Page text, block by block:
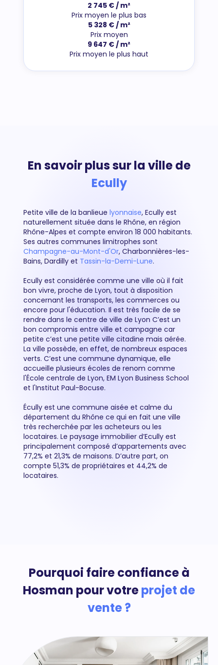
2 745 € / m²
Prix moyen le plus bas
5 328 € / m²
Prix moyen
9 647 € / m²
Prix moyen le plus haut
En savoir plus sur la ville de
Ecully
Petite ville de la banlieue lyonnaise, Ecully est
naturellement située dans le Rhône, en région
Rhône-Alpes et compte environ 18 000 habitants.
Ses autres communes limitrophes sont
Champagne-au-Mont-d'Or, Charbonnières-les-
Bains, Dardilly et Tassin-la-Demi-Lune.
Ecully est considérée comme une ville où il fait
bon vivre, proche de Lyon, tout à disposition
concernant les transports, les commerces ou
encore pour l'éducation. Il est très facile de se
rendre dans le centre de ville de Lyon C’est un
bon compromis entre ville et campagne car
petite c’est une petite ville citadine mais aérée.
La ville possède, en effet, de nombreux espaces
verts. C’est une commune dynamique, elle
accueille plusieurs écoles de renom comme
l'École centrale de Lyon, EM Lyon Business School
et l'Institut Paul-Bocuse.
Écully est une commune aisée et calme du
département du Rhône ce qui en fait une ville
très recherchée par les acheteurs ou les
locataires. Le paysage immobilier d’Ecully est
principalement composé d’appartements avec
77,2% et 21,3% de maisons. D’autre part, on
compte 51,3% de propriétaires et 44,2% de
locataires.
Pourquoi faire confiance à
Hosman pour votreprojet de
vente ?